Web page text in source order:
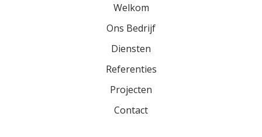
Welkom
Ons Bedrijf
Diensten
Referenties
Projecten
Contact